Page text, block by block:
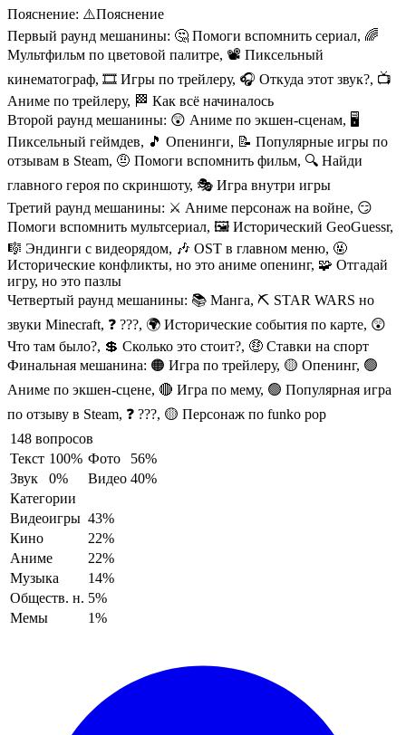
Пояснение: ⚠️Пояснение
Первый раунд мешанины: 🤔 Помоги вспомнить сериал, 🌈
Мультфильм по цветовой палитре, 📽️ Пиксельный
кинематограф, 🎞️ Игры по трейлеру, 🎧 Откуда этот звук?, 📺
Аниме по трейлеру, 🏁 Как всё начиналось
Второй раунд мешанины: 😲 Аниме по экшен-сценам, 🖥️
Пиксельный геймдев, 🎵 Опенинги, 📝 Популярные игры по
отзывам в Steam, 🤨 Помоги вспомнить фильм, 🔍 Найди
главного героя по скриншоту, 🎭 Игра внутри игры
Третий раунд мешанины: ⚔️ Аниме персонаж на войне, 😏
Помоги вспомнить мультсериал, 🖼️ Исторический GeoGuessr,
🎼 Эндинги с видеорядом, 🎶 OST в главном меню, 🤬
Исторические конфликты, но это аниме опенинг, 🧩 Отгадай
игру, но это пазлы
Четвертый раунд мешанины: 📚 Манга, ⛏️ STAR WARS но
звуки Minecraft, ❓ ???, 🌍 Исторические события по карте, 😲
Что там было?, 💲 Сколько это стоит?, 🤑 Ставки на спорт
Финальная мешанина: 🟠 Игра по трейлеру, 🟡 Опенинг, 🟢
Аниме по экшен-сцене, 🔴 Игра по мему, 🟢 Популярная игра
по отзыву в Steam, ❓ ???, 🟡 Персонаж по funko pop
148 вопросов
Текст 100% Фото
56%
Звук
0% Видео 40%
Категории
Видеоигры 43%
Кино
22%
Аниме
22%
Музыка
14%
Обществ. н. 5%
Мемы
1%